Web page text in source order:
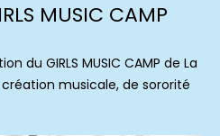
MUSIC CAMP
du GIRLS MUSIC CAMP de La
musicale, de sororité